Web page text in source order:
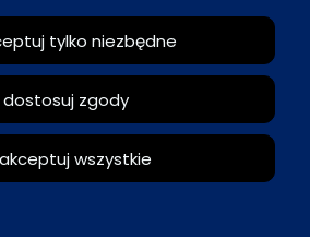
sprzedaży
i zwroty
Moje konto
tylko niezbędne
dostosuj zgody
wszystkie